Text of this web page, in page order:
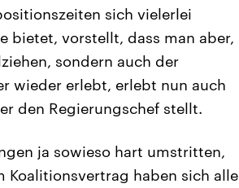
sich vielerlei
bietet, vorstellt, dass man aber,
sondern auch der
wieder erlebt, erlebt nun auch
den Regierungschef stellt.
ja sowieso hart umstritten,
Koalitionsvertrag haben sich alle